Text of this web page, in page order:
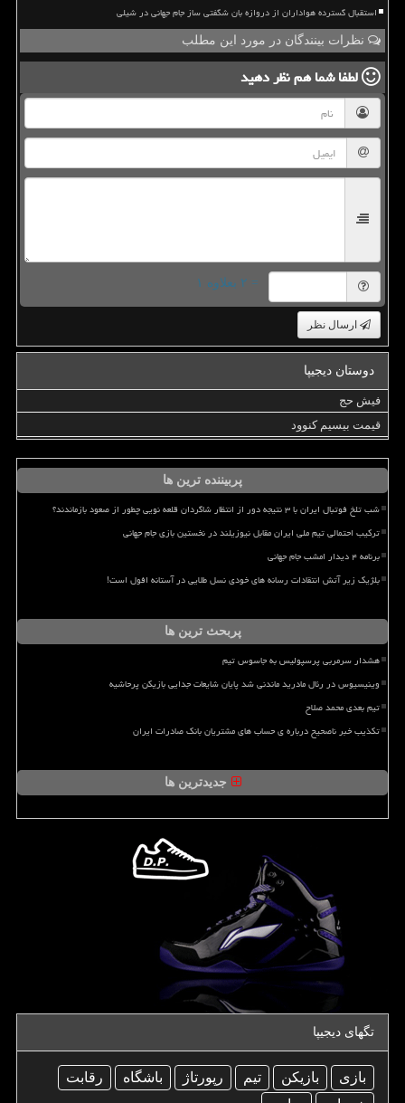
استقبال گسترده هواداران از دروازه بان شگفتی ساز جام جهانی در شیلی
نظرات بینندگان در مورد این مطلب
لطفا شما همنظر دهید
= ۲ بعلاوه ۱
ارسال نظر
دوستان دیجیپا
فیش حج
قیمت بیسیم کنوود
پربیننده ترین ها
شب تلخ فوتبال ایران با ۳ نتیجه دور از انتظار شاگردان قلعه نویی چطور از صعود بازماندند؟
ترکیب احتمالی تیم ملی ایران مقابل نیوزیلند در نخستین بازی جام جهانی
برنامه ۴ دیدار امشب جام جهانی
بلژیک زیر آتش انتقادات رسانه های خودی نسل طلایی در آستانه افول است!
پربحث ترین ها
هشدار سرمربی پرسپولیس به جاسوس تیم
وینیسیوس در رئال مادرید ماندنی شد پایان شایعات جدایی بازیکن پرحاشیه
تیم بعدی محمد صلاح
تکذیب خبر ناصحیح درباره ی حساب های مشتریان بانک صادرات ایران
جدیدترین ها
تگهای دیجیپا
بازی بازیكن تیم رپورتاژ باشگاه
رقابت